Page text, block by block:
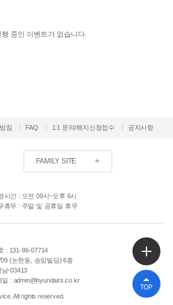
행 중인 이벤트가 없습니다.
침 FAQ 1:1 문의/해지신청접수 공지사항
FAMILY SITE
시간 : 오전 09시~오후 6시
휴무 : 주말 및 공휴일 휴무
: 131-86-07714
(논현동, 송암빌딩) 6층
-03413
일 : admin@hyundairs.co.kr
All rights reserved.